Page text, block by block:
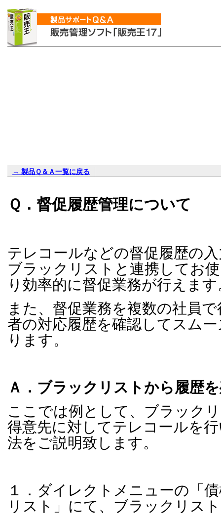
→ 製品Ｑ＆Ａ一覧に戻る
Ｑ．督促履歴管理について
テレコールなどの督促履歴の
ブラックリストと連携してお
り効率的に督促業務が行えます
また、督促業務を複数の社員
者の対応履歴を確認してスム
ります。
Ａ．ブラックリストから履歴
ここでは例として、ブラック
得意先に対してテレコールを
法をご説明致します。
１．ダイレクトメニューの「
リスト」にて、ブラックリス